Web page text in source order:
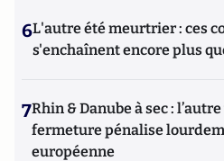
6L'autre été meurtrier : ces
s'enchaînent encore plus
7Rhin & Danube à sec :
fermeture pénalise
européenne